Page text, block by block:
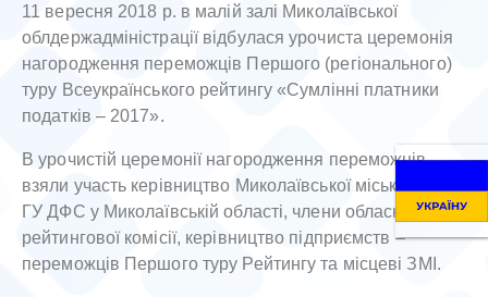
11 вересня 2018 р. в малій залі Миколаївської
облдержадміністрації відбулася урочиста церемонія
нагородження переможців Першого (регіонального)
туру Всеукраїнського рейтингу «Сумлінні платники
податків – 2017».
В урочистій церемонії нагородження переможців
взяли участь керівництво Миколаївської міської ради,
ГУ ДФС у Миколаївській області, члени обласної
рейтингової комісії, керівництво підприємств –
переможців Першого туру Рейтингу та місцеві ЗМІ.